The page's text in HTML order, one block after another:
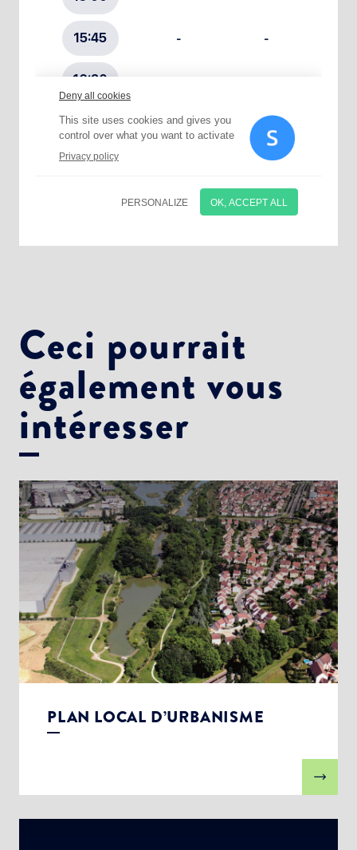
Ceci pourrait
également vous
intéresser
PLAN LOCAL D’URBANISME
Choisissez votre abonnement :
Alertes Mail
Newsletter Culture